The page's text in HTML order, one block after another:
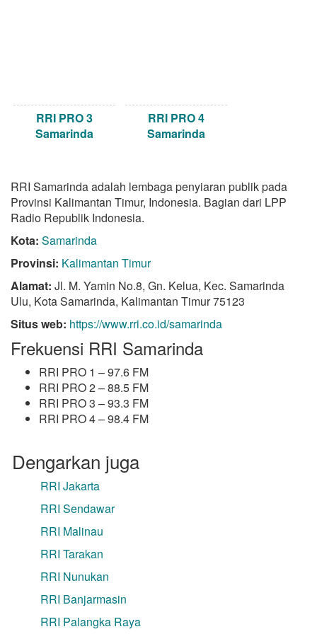
RRI PRO 3
Samarinda
RRI PRO 4
Samarinda
RRI Samarinda adalah lembaga penyiaran publik pada
Provinsi Kalimantan Timur, Indonesia. Bagian dari LPP
Radio Republik Indonesia.
Kota: Samarinda
Provinsi: Kalimantan Timur
Alamat: Jl. M. Yamin No.8, Gn. Kelua, Kec. Samarinda
Ulu, Kota Samarinda, Kalimantan Timur 75123
Situs web: https://www.rri.co.id/samarinda
Frekuensi RRI Samarinda
RRI PRO 1 – 97.6 FM
RRI PRO 2 – 88.5 FM
RRI PRO 3 – 93.3 FM
RRI PRO 4 – 98.4 FM
Dengarkan juga
RRI Jakarta
RRI Sendawar
RRI Malinau
RRI Tarakan
RRI Nunukan
RRI Banjarmasin
RRI Palangka Raya